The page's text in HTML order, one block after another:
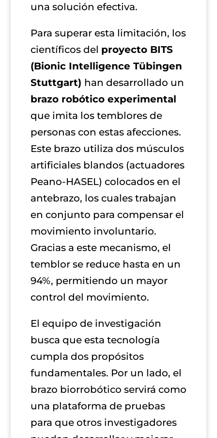
una solución efectiva.
Para superar esta limitación, los
científicos del proyecto BITS
(Bionic Intelligence Tübingen
Stuttgart) han desarrollado un
brazo robótico experimental
que imita los temblores de
personas con estas afecciones.
Este brazo utiliza dos músculos
artificiales blandos (actuadores
Peano-HASEL) colocados en el
antebrazo, los cuales trabajan
en conjunto para compensar el
movimiento involuntario.
Gracias a este mecanismo, el
temblor se reduce hasta en un
94%, permitiendo un mayor
control del movimiento.
El equipo de investigación
busca que esta tecnología
cumpla dos propósitos
fundamentales. Por un lado, el
brazo biorrobótico servirá como
una plataforma de pruebas
para que otros investigadores